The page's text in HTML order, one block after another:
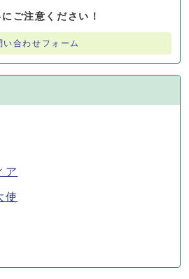
ご注意ください！
い合わせフォーム
ア
使